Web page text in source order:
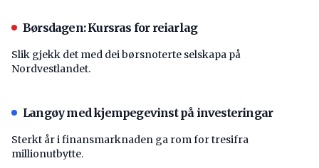
Børsdagen: Kursras for reiarlag
Slik gjekk det med dei børsnoterte selskapa på
Nordvestlandet.
Langøy med kjempegevinst på investeringar
Sterkt år i finansmarknaden ga rom for tresifra
millionutbytte.